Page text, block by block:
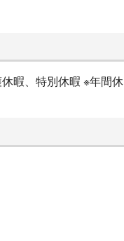
暇、特別休暇 ※年間休